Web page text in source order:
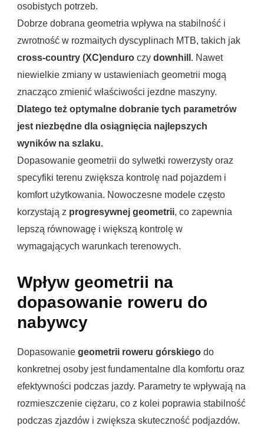
osobistych potrzeb.
Dobrze dobrana geometria wpływa na stabilność i
zwrotność w rozmaitych dyscyplinach MTB, takich jak
cross-country (XC)enduro czy downhill . Nawet
niewielkie zmiany w ustawieniach geometrii mogą
znacząco zmienić właściwości jezdne maszyny.
Dlatego też optymalne dobranie tych parametrów
jest niezbędne dla osiągnięcia najlepszych
wyników na szlaku.
Dopasowanie geometrii do sylwetki rowerzysty oraz
specyfiki terenu zwiększa kontrolę nad pojazdem i
komfort użytkowania. Nowoczesne modele często
korzystają z progresywnej geometrii, co zapewnia
lepszą równowagę i większą kontrolę w
wymagających warunkach terenowych.
Wpływ geometrii na
dopasowanie roweru do
nabywcy
Dopasowanie geometrii roweru górskiego do
konkretnej osoby jest fundamentalne dla komfortu oraz
efektywności podczas jazdy. Parametry te wpływają na
rozmieszczenie ciężaru, co z kolei poprawia stabilność
podczas zjazdów i zwiększa skuteczność podjazdów.